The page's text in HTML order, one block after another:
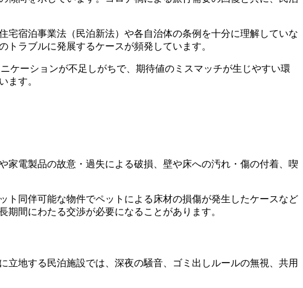
宿泊事業法（民泊新法）や各自治体の条例を十分に理解していな
ラブルに発展するケースが頻発しています。
ケーションが不足しがちで、期待値のミスマッチが生じやすい環
ます。
電製品の故意・過失による破損、壁や床への汚れ・傷の付着、喫
同伴可能な物件でペットによる床材の損傷が発生したケースなど
間にわたる交渉が必要になることがあります。
地する民泊施設では、深夜の騒音、ゴミ出しルールの無視、共用